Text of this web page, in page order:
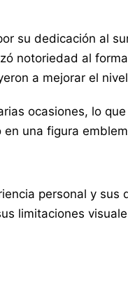
su dedicación al
notoriedad al
a mejorar el
ocasiones, lo
una figura
personal y
limitaciones